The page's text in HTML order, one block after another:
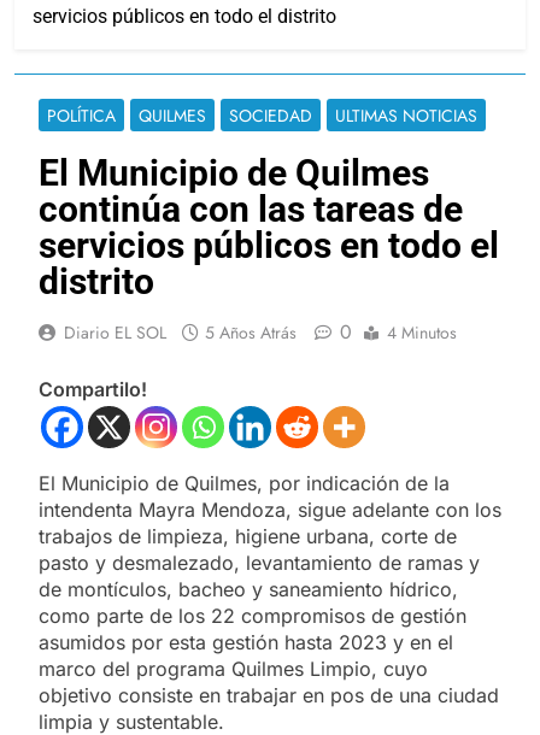
servicios públicos en todo el distrito
POLÍTICA QUILMES SOCIEDAD ULTIMAS NOTICIAS
El Municipio de Quilmes
continúa con las tareas de
servicios públicos en todo el
distrito
Diario EL SOL 5 Años Atrás 0 4 Minutos
Compartilo!
El Municipio de Quilmes, por indicación de la
intendenta Mayra Mendoza, sigue adelante con los
trabajos de limpieza, higiene urbana, corte de
pasto y desmalezado, levantamiento de ramas y
de montículos, bacheo y saneamiento hídrico,
como parte de los 22 compromisos de gestión
asumidos por esta gestión hasta 2023 y en el
marco del programa Quilmes Limpio, cuyo
objetivo consiste en trabajar en pos de una ciudad
limpia y sustentable.